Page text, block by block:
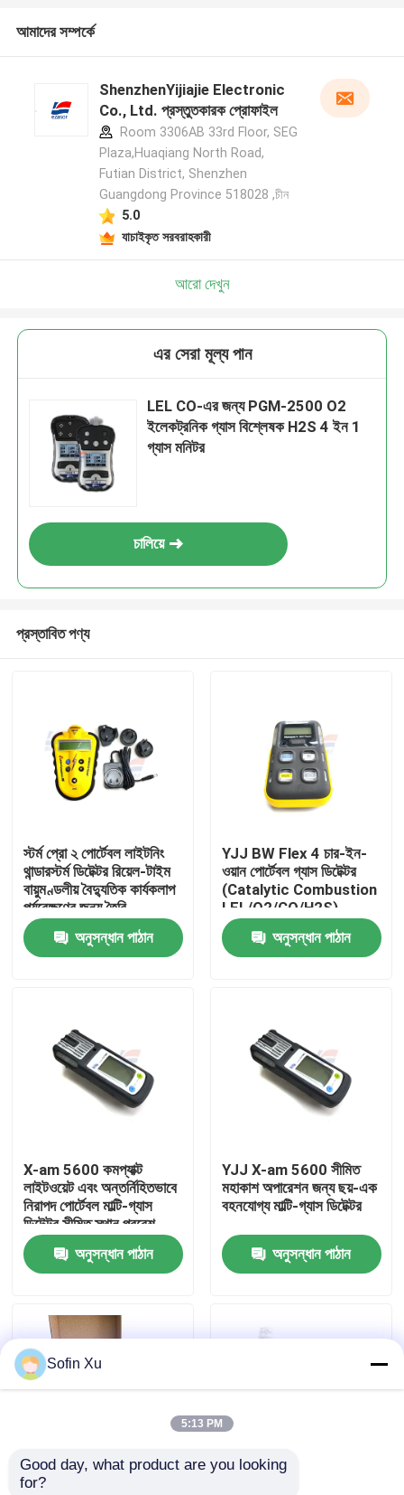
ভিআর শো
কারখানা পরিদর্শন
গুণমান নিয়ন্ত্রণ
আমাদের সাথে যোগাযোগ
খবর
অক্সিজেন গ্যাস সেন্সর
আমাদের সম্পর্কে
ShenzhenYijiajie Electronic
Co., Ltd. প্রস্তুতকারক প্রোফাইল
Room 3306AB 33rd Floor, SEG
Plaza,Huaqiang North Road,
Futian District, Shenzhen
Guangdong Province 518028 ,চীন
5.0
যাচাইকৃত সরবরাহকারী
আরো দেখুন
এর সেরা মূল্য পান
LEL CO-এর জন্য PGM-2500 O2
ইলেকট্রনিক গ্যাস বিশ্লেষক H2S 4 ইন 1
গ্যাস মনিটর
চালিয়ে
প্রস্তাবিত পণ্য
স্টর্ম প্রো ২ পোর্টেবল লাইটনিং
থান্ডারস্টর্ম ডিটেক্টর রিয়েল-টাইম
বায়ুমণ্ডলীয় বৈদ্যুতিক কার্যকলাপ
পর্যবেক্ষণের জন্য তৈরি
অনুসন্ধান পাঠান
YJJ BW Flex 4 চার-ইন-
ওয়ান পোর্টেবল গ্যাস ডিটেক্টর
(Catalytic Combustion
LEL/O2/CO/H2S)
অনুসন্ধান পাঠান
X-am 5600 কমপ্যাক্ট
লাইটওয়েট এবং অন্তর্নিহিতভাবে
নিরাপদ পোর্টেবল মাল্টি-গ্যাস
ডিটেক্টর সীমিত স্থান প্রবেশ
নিরীক্ষণের জন্য
অনুসন্ধান পাঠান
YJJ X-am 5600 সীমিত
মহাকাশ অপারেশন জন্য ছয়-এক
বহনযোগ্য মাল্টি-গ্যাস ডিটেক্টর
অনুসন্ধান পাঠান
এক্স-এএম ৫৬০০ পোর্টেবল ৬-
Sofin Xu
5:13 PM
Good day, what product are you looking
for?